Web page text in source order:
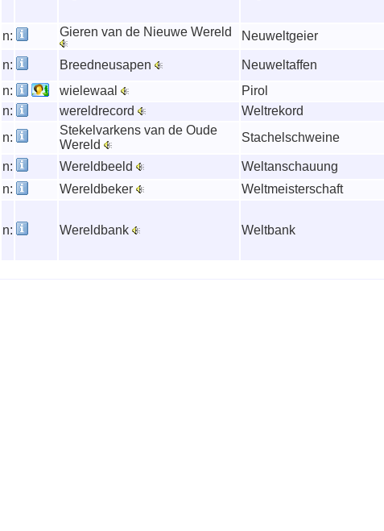
n:
Gieren van de Nieuwe Wereld Neuweltgeier
n: Breedneusapen Neuweltaffen
n:
wielewaal Pirol
n:
wereldrecord Weltrekord
n:
Stekelvarkens van de Oude
Wereld
Stachelschweine
n: Wereldbeeld Weltanschauung
n:
Wereldbeker Weltmeisterschaft
n: Wereldbank Weltbank